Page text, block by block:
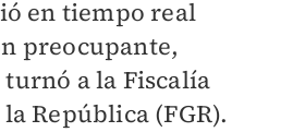
en tiempo real
preocupante,
a la Fiscalía
República (FGR).